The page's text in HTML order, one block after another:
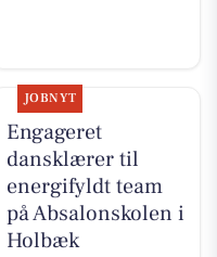
JOBNYT
Engageret
dansklærer til
energifyldt team
på Absalonskolen i
Holbæk